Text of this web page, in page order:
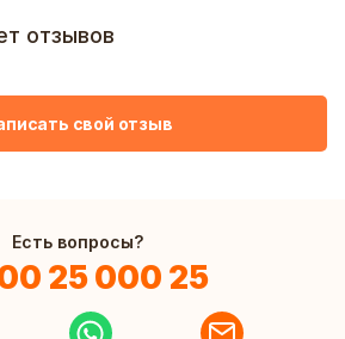
отзывов
свой отзыв
Есть вопросы?
25 000 25